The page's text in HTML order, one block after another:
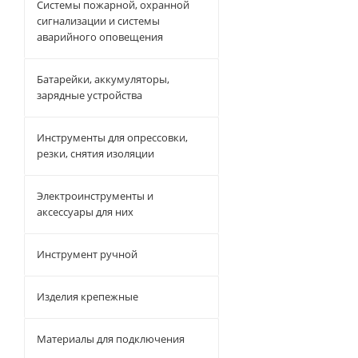
Системы пожарной, охранной
сигнализации и системы
аварийного оповещения
Батарейки, аккумуляторы,
зарядные устройства
Инструменты для опрессовки,
резки, снятия изоляции
Электроинструменты и
аксессуары для них
Инструмент ручной
Изделия крепежные
Материалы для подключения